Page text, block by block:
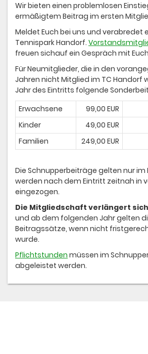
Wir bieten einen problemlosen
ermäßigtem Beitrag im ersten
Meldet Euch bei uns und verabredet
Tennispark Handorf.
freuen sichauf ein Gespräch mit
Für Neumitglieder, die in den
Jahren nicht Mitglied im TC Handorf
Jahr des Eintritts folgende
Erwachsene
99,00 EUR
Kinder
49,00 EUR
Familien
249,00 EUR
Die Schnupperbeiträge gelten nur im
werden nach dem Eintritt zeitnah in
eingezogen.
Die Mitgliedschaft verlängert
und ab dem folgenden Jahr gelten
Beitragssätze, wenn nicht
wurde.
Pflichtstunden müssen im
abgeleistet werden.